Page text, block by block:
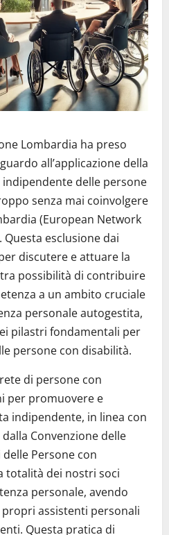
Lombardia ha preso
all’applicazione della
indipendente delle persone
senza mai coinvolgere
(European Network
esclusione dai
discutere e attuare la
possibilità di contribuire
a un ambito cruciale
personale autogestita,
pilastri fondamentali per
persone con disabilità.
di persone con
per promuovere e
indipendente, in linea con
Convenzione delle
Persone con
totalità dei nostri soci
personale, avendo
assistenti personali
Questa pratica di